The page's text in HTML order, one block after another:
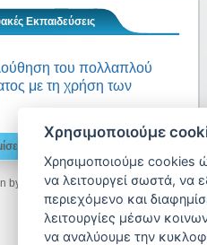
Εκπαιδεύσεις
του πολλαπλού
με τη χρήση των
Cookies
by Machi Deimezi- Developed by
Χρησιμοποιούμε
Χρησιμοποιούμε cookies
να λειτουργεί σωστά, να
περιεχόμενο και
λειτουργίες μέσων
να αναλύουμε την